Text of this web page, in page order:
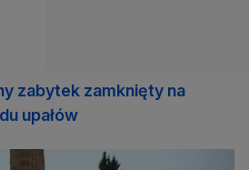
zabytek zamknięty na
upałów